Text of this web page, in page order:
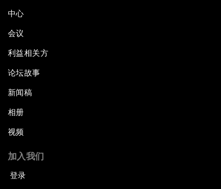
中心
会议
利益相关方
论坛故事
新闻稿
相册
视频
加入我们
登录